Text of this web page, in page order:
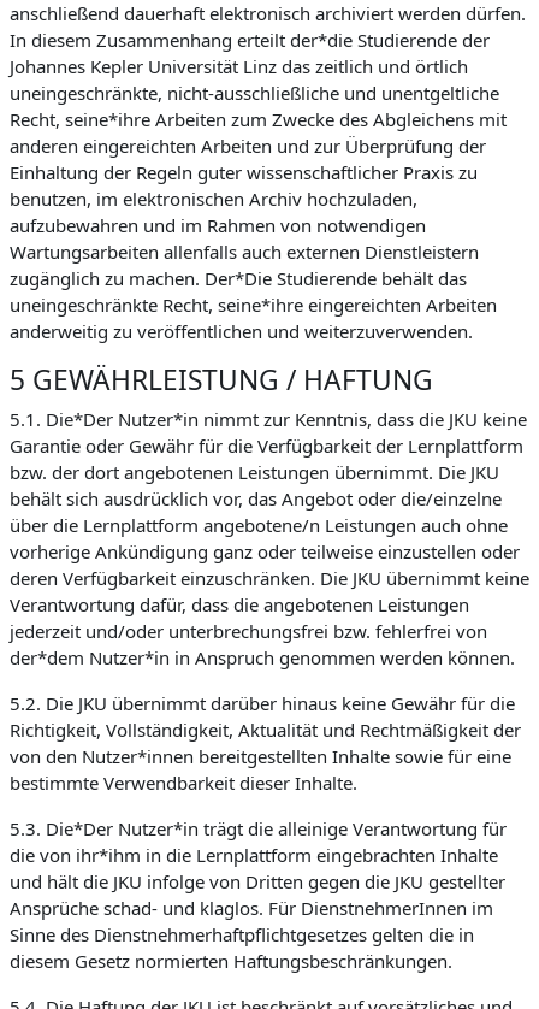
anschließend dauerhaft elektronisch archiviert werden dürfen.
In diesem Zusammenhang erteilt der*die Studierende der
Johannes Kepler Universität Linz das zeitlich und örtlich
uneingeschränkte, nicht-ausschließliche und unentgeltliche
Recht, seine*ihre Arbeiten zum Zwecke des Abgleichens mit
anderen eingereichten Arbeiten und zur Überprüfung der
Einhaltung der Regeln guter wissenschaftlicher Praxis zu
benutzen, im elektronischen Archiv hochzuladen,
aufzubewahren und im Rahmen von notwendigen
Wartungsarbeiten allenfalls auch externen Dienstleistern
zugänglich zu machen. Der*Die Studierende behält das
uneingeschränkte Recht, seine*ihre eingereichten Arbeiten
anderweitig zu veröffentlichen und weiterzuverwenden.
5 GEWÄHRLEISTUNG / HAFTUNG
5.1. Die*Der Nutzer*in nimmt zur Kenntnis, dass die JKU keine
Garantie oder Gewähr für die Verfügbarkeit der Lernplattform
bzw. der dort angebotenen Leistungen übernimmt. Die JKU
behält sich ausdrücklich vor, das Angebot oder die/einzelne
über die Lernplattform angebotene/n Leistungen auch ohne
vorherige Ankündigung ganz oder teilweise einzustellen oder
deren Verfügbarkeit einzuschränken. Die JKU übernimmt keine
Verantwortung dafür, dass die angebotenen Leistungen
jederzeit und/oder unterbrechungsfrei bzw. fehlerfrei von
der*dem Nutzer*in in Anspruch genommen werden können.
5.2. Die JKU übernimmt darüber hinaus keine Gewähr für die
Richtigkeit, Vollständigkeit, Aktualität und Rechtmäßigkeit der
von den Nutzer*innen bereitgestellten Inhalte sowie für eine
bestimmte Verwendbarkeit dieser Inhalte.
5.3. Die*Der Nutzer*in trägt die alleinige Verantwortung für
die von ihr*ihm in die Lernplattform eingebrachten Inhalte
und hält die JKU infolge von Dritten gegen die JKU gestellter
Ansprüche schad- und klaglos. Für DienstnehmerInnen im
Sinne des Dienstnehmerhaftpflichtgesetzes gelten die in
diesem Gesetz normierten Haftungsbeschränkungen.